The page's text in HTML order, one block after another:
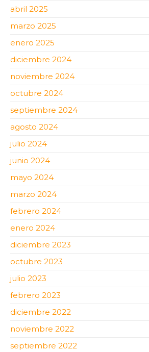
abril 2025
marzo 2025
enero 2025
diciembre 2024
noviembre 2024
octubre 2024
septiembre 2024
agosto 2024
julio 2024
junio 2024
mayo 2024
marzo 2024
febrero 2024
enero 2024
diciembre 2023
octubre 2023
julio 2023
febrero 2023
diciembre 2022
noviembre 2022
septiembre 2022